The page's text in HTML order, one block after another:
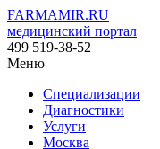
FARMAMIR.RU
медицинский портал
499 519-38-52
Меню
Специализации
Диагностики
Услуги
Москва